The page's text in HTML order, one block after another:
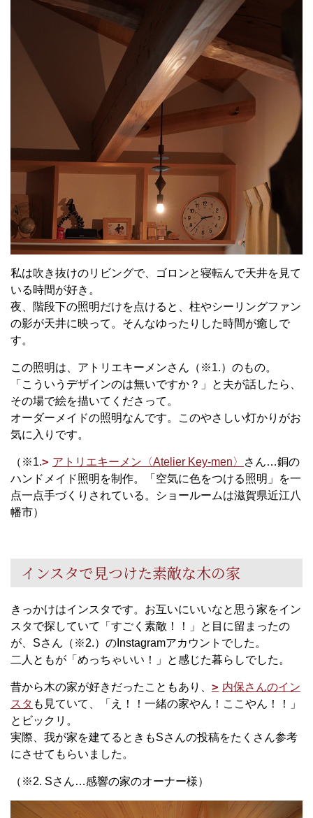
私は吹き抜けのリビングで、ゴロンと寝転んで天井を見て
いる時間が好き。
夜、階段下の照明だけを点けると、柱やシーリングファン
の影が天井に映って。そんなゆったりした時間が癒しで
す。
この照明は、アトリエキーメンさん（※1.）のもの。
「こういうデザインのは無いですか？」と夫が話したら、
その場で絵を描いてくださって。
オーダーメイドの照明なんです。このやさしい灯かりがお
気に入りです。
（※1. アトリエキーメン〈Atelier Key-men〉 さん…銅の
ハンドメイド照明を制作。「空気に色をつける照明」を一
点一点手づくりされている。ショールームは滋賀県近江八
幡市）
インスタで見つけた素敵な木の家
きっかけはインスタです。お互いにいいなと思う家をイン
スタで探していて「すごく素敵！！」と目に留まったの
が、 Sさん（※2.）の Instagramアカウントでした。
二人ともが「めっちゃいい！」と感じた暮らしでした。
昔から木の家が好きだったこともあり、
内保さんのイン
スタ も見ていて、「え！！一緒の家やん！ここやん！！」
とビックリ。
実際、我が家を建てるときもSさんの投稿をたくさん参考
にさせてもらいました。
（※2. Sさん…感響の家のオーナー様）